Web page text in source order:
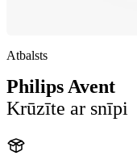
Atbalsts
Philips Avent
Krūzīte ar snīpi